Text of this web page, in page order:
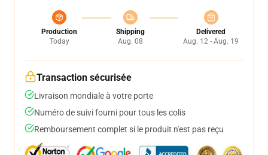
Production
Today
Shipping
Aug. 08
Delivered
Aug. 12 - Aug. 19
Transaction sécurisée
Livraison mondiale à votre porte
Numéro de suivi fourni pour tous les colis
Remboursement complet si le produit n'est pas reçu